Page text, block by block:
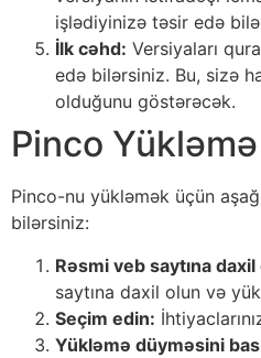
işlədiyinizə təsir edə
İlk cəhd: Versiyaları
edə bilərsiniz. Bu, sizə
olduğunu göstərəcək.
Pinco
Pinco-nu yükləmək üçün
bilərsiniz:
Rəsmi veb saytına daxil
saytına daxil olun və
Seçim edin:
Yükləmə düyməsini